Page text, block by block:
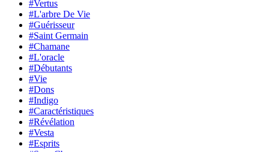
#Vertus
#L'arbre De Vie
#Guérisseur
#Saint Germain
#Chamane
#L'oracle
#Débutants
#Vie
#Dons
#Indigo
#Caractéristiques
#Révélation
#Vesta
#Esprits